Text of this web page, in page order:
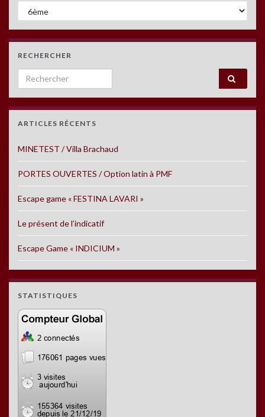
Catégories
RECHERCHER
Search for:
ARTICLES RÉCENTS
MINETEST / Villa Brachaud
PORTES OUVERTES / Option latin à PMF
Escape game « FESTINA LAVARI »
Le présent de l’indicatif
Escape Game « INDICIUM »
STATISTIQUES